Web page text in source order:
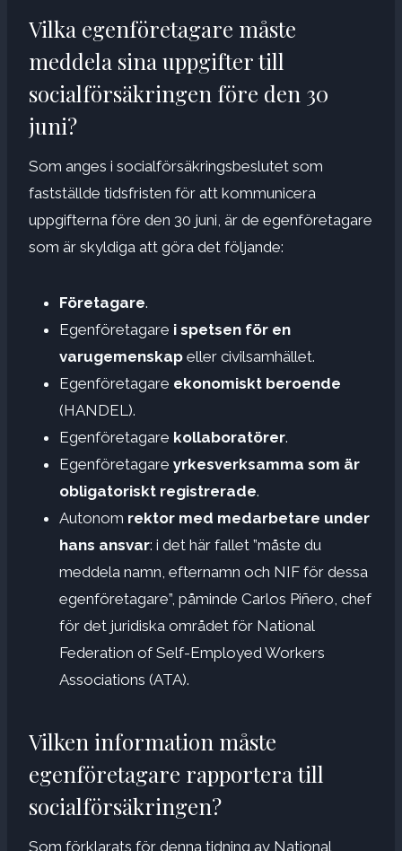
Vilka egenföretagare måste
meddela sina uppgifter till
socialförsäkringen före den 30
juni?
Som anges i socialförsäkringsbeslutet som
fastställde tidsfristen för att kommunicera
uppgifterna före den 30 juni, är de egenföretagare
som är skyldiga att göra det följande:
Företagare.
Egenföretagare i spetsen för en
varugemenskap eller civilsamhället.
Egenföretagare ekonomiskt beroende
(HANDEL).
Egenföretagare kollaboratörer.
Egenföretagare yrkesverksamma som är
obligatoriskt registrerade.
Autonom rektor med medarbetare under
hans ansvar: i det här fallet ”måste du
meddela namn, efternamn och NIF för dessa
egenföretagare”, påminde Carlos Piñero, chef
för det juridiska området för National
Federation of Self-Employed Workers
Associations (ATA).
Vilken information måste
egenföretagare rapportera till
socialförsäkringen?
Som förklarats för denna tidning av National